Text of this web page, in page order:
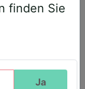
Mal
zu
finden Sie
Ja